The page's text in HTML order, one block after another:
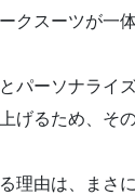
クスーツが一
パーソナライ
げるため、そ
理由は、まさ